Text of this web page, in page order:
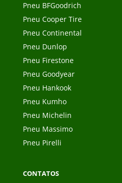
Pneu BFGoodrich
Pneu Cooper Tire
Pneu Continental
Pneu Dunlop
Pneu Firestone
Pneu Goodyear
Pneu Hankook
Pneu Kumho
Pneu Michelin
Pneu Massimo
Pneu Pirelli
CONTATOS